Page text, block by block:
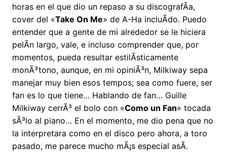
horas en el que dio un repaso a su discografÃ­a,
cover del «Take On Me» de A-Ha incluÃ­do. Puedo
entender que a gente de mi alrededor se le hiciera
pelÃ­n largo, vale, e incluso comprender que, por
momentos, pueda resultar estilÃ­sticamente
monÃ³tono, aunque, en mi opiniÃ³n, Milkiway sepa
manejar muy bien esos tempos; sea como fuere, ser
fan es lo que tiene… Hablando de fan… Guille
Milkiway cerrÃ³ el bolo con «Como un Fan» tocada
sÃ³lo al piano… En el momento, me dio pena que no
la interpretara como en el disco pero ahora, a toro
pasado, me parece mucho mÃ¡s especial asÃ­.